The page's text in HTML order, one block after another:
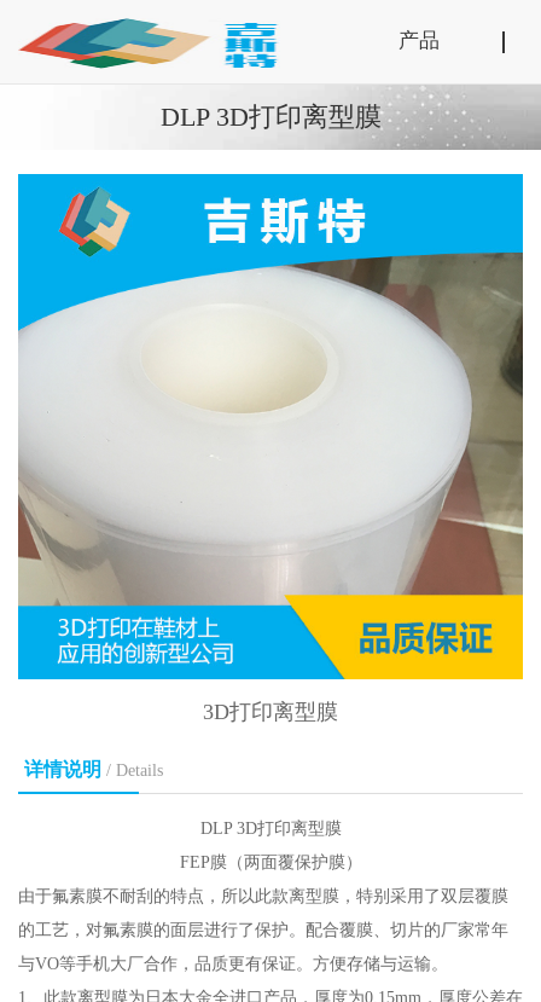
产品
DLP 3D打印离型膜
3D打印离型膜
详情说明 / Details
DLP 3D打印离型膜
FEP膜（两面覆保护膜）
由于氟素膜不耐刮的特点，所以此款离型膜，特别采用了双层覆膜
的工艺，对氟素膜的面层进行了保护。配合覆膜、切片的厂家常年
与VO等手机大厂合作，品质更有保证。方便存储与运输。
1、此款离型膜为日本大金全进口产品，厚度为0.15mm，厚度公差在